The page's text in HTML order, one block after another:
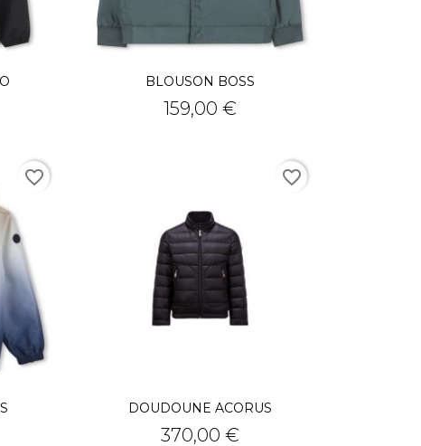
BLOUSON BOSS
Prix
159,00 €
favorite_border
DOUDOUNE ACORUS
Prix
370,00 €
favorite_border